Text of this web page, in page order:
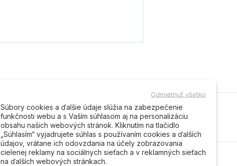
Buďte prvý kto napíše recenziu
Odmietnuť všetko
Súbory cookies a ďalšie údaje slúžia na zabezpečenie
funkčnosti webu a s Vaším súhlasom aj na personalizáciu
obsahu našich webových stránok. Kliknutím na tlačidlo
„Súhlasím“ vyjadrujete súhlas s používaním cookies a ďalších
údajov, vrátane ich odovzdania na účely zobrazovania
cielenej reklamy na sociálnych sieťach a v reklamných sieťach
na ďalších webových stránkach.